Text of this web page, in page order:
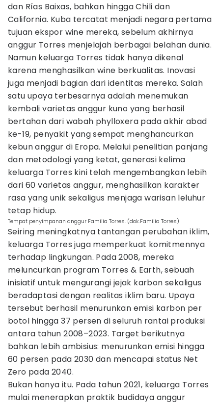
dan Rías Baixas, bahkan hingga Chili dan
California. Kuba tercatat menjadi negara pertama
tujuan ekspor wine mereka, sebelum akhirnya
anggur Torres menjelajah berbagai belahan dunia.
Namun keluarga Torres tidak hanya dikenal
karena menghasilkan wine berkualitas. Inovasi
juga menjadi bagian dari identitas mereka. Salah
satu upaya terbesarnya adalah menemukan
kembali varietas anggur kuno yang berhasil
bertahan dari wabah phylloxera pada akhir abad
ke-19, penyakit yang sempat menghancurkan
kebun anggur di Eropa. Melalui penelitian panjang
dan metodologi yang ketat, generasi kelima
keluarga Torres kini telah mengembangkan lebih
dari 60 varietas anggur, menghasilkan karakter
rasa yang unik sekaligus menjaga warisan leluhur
tetap hidup.
Tempat penyimpanan anggur Familia Torres. (dok.Familia Torres)
Seiring meningkatnya tantangan perubahan iklim,
keluarga Torres juga memperkuat komitmennya
terhadap lingkungan. Pada 2008, mereka
meluncurkan program Torres & Earth, sebuah
inisiatif untuk mengurangi jejak karbon sekaligus
beradaptasi dengan realitas iklim baru. Upaya
tersebut berhasil menurunkan emisi karbon per
botol hingga 37 persen di seluruh rantai produksi
antara tahun 2008–2023. Target berikutnya
bahkan lebih ambisius: menurunkan emisi hingga
60 persen pada 2030 dan mencapai status Net
Zero pada 2040.
Bukan hanya itu. Pada tahun 2021, keluarga Torres
mulai menerapkan praktik budidaya anggur